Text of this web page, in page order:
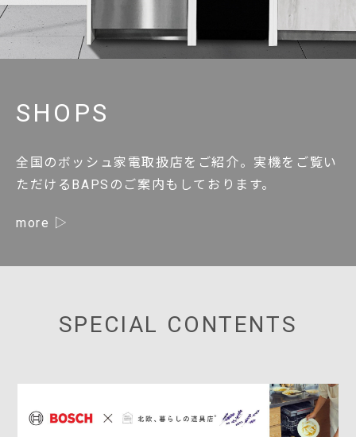
SHOPS
全国のボッシュ家電取扱店をご紹介。実機をご覧い
ただけるBAPSのご案内もしております。
more
SPECIAL CONTENTS